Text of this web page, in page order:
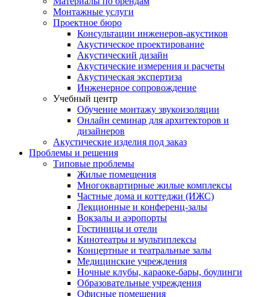
Монтажные услуги
Проектное бюро
Консультации инженеров-акустиков
Акустическое проектирование
Акустический дизайн
Акустические измерения и расчеты
Акустическая экспертиза
Инженерное сопровождение
Учебный центр
Обучение монтажу звукоизоляции
Онлайн семинар для архитекторов и
дизайнеров
Акустические изделия под заказ
Проблемы и решения
Типовые проблемы
Жилые помещения
Многоквартирные жилые комплексы
Частные дома и коттеджи (ИЖС)
Лекционные и конференц-залы
Вокзалы и аэропорты
Гостиницы и отели
Кинотеатры и мультиплексы
Концертные и театральные залы
Медицинские учреждения
Ночные клубы, караоке-бары, боулинги
Образовательные учреждения
Офисные помещения